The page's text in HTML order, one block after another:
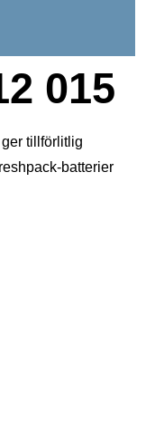
015
tillförlitlig
batterier